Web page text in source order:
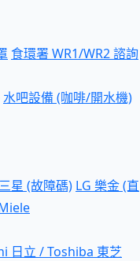
食環署 WR1/WR2 諮詢
水吧設備 (咖啡/開水機)
星 (故障碼) LG 樂金 (直
日立 / Toshiba 東芝